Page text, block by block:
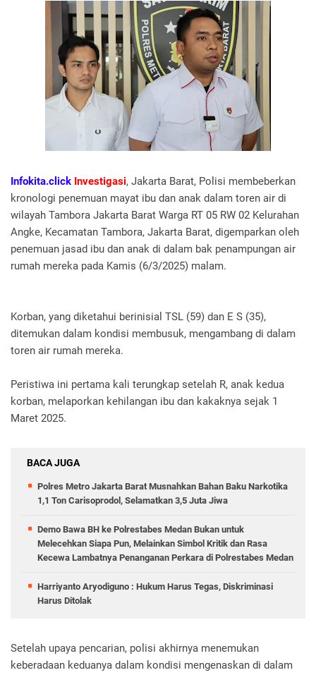
Infokita.click Investigasi, Jakarta Barat, Polisi membeberkan
kronologi penemuan mayat ibu dan anak dalam toren air di
wilayah Tambora Jakarta Barat Warga RT 05 RW 02 Kelurahan
Angke, Kecamatan Tambora, Jakarta Barat, digemparkan oleh
penemuan jasad ibu dan anak di dalam bak penampungan air
rumah mereka pada Kamis (6/3/2025) malam.
Korban, yang diketahui berinisial TSL (59) dan E S (35),
ditemukan dalam kondisi membusuk, mengambang di dalam
toren air rumah mereka.
Peristiwa ini pertama kali terungkap setelah R, anak kedua
korban, melaporkan kehilangan ibu dan kakaknya sejak 1
Maret 2025.
BACA JUGA
Polres Metro Jakarta Barat Musnahkan Bahan Baku Narkotika
1,1 Ton Carisoprodol, Selamatkan 3,5 Juta Jiwa
Demo Bawa BH ke Polrestabes Medan Bukan untuk
Melecehkan Siapa Pun, Melainkan Simbol Kritik dan Rasa
Kecewa Lambatnya Penanganan Perkara di Polrestabes Medan
Harriyanto Aryodiguno : Hukum Harus Tegas, Diskriminasi
Harus Ditolak
Setelah upaya pencarian, polisi akhirnya menemukan
keberadaan keduanya dalam kondisi mengenaskan di dalam